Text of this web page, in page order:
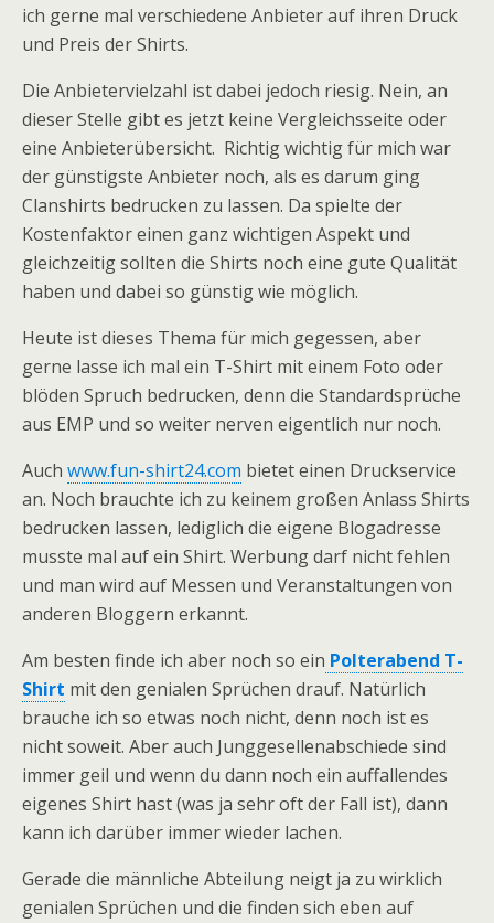
ich gerne mal verschiedene Anbieter auf ihren Druck
und Preis der Shirts.
Die Anbietervielzahl ist dabei jedoch riesig. Nein, an
dieser Stelle gibt es jetzt keine Vergleichsseite oder
eine Anbieterübersicht. Richtig wichtig für mich war
der günstigste Anbieter noch, als es darum ging
Clanshirts bedrucken zu lassen. Da spielte der
Kostenfaktor einen ganz wichtigen Aspekt und
gleichzeitig sollten die Shirts noch eine gute Qualität
haben und dabei so günstig wie möglich.
Heute ist dieses Thema für mich gegessen, aber
gerne lasse ich mal ein T-Shirt mit einem Foto oder
blöden Spruch bedrucken, denn die Standardsprüche
aus EMP und so weiter nerven eigentlich nur noch.
Auch www.fun-shirt24.com bietet einen Druckservice
an. Noch brauchte ich zu keinem großen Anlass Shirts
bedrucken lassen, lediglich die eigene Blogadresse
musste mal auf ein Shirt. Werbung darf nicht fehlen
und man wird auf Messen und Veranstaltungen von
anderen Bloggern erkannt.
Am besten finde ich aber noch so ein Polterabend T-
Shirt mit den genialen Sprüchen drauf. Natürlich
brauche ich so etwas noch nicht, denn noch ist es
nicht soweit. Aber auch Junggesellenabschiede sind
immer geil und wenn du dann noch ein auffallendes
eigenes Shirt hast (was ja sehr oft der Fall ist), dann
kann ich darüber immer wieder lachen.
Gerade die männliche Abteilung neigt ja zu wirklich
genialen Sprüchen und die finden sich eben auf